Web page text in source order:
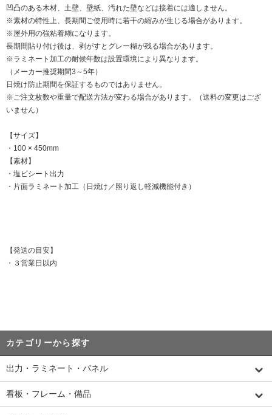
凹凸のある木材、土壁、壁紙、汚れた壁などは接着には適しません。
※素材の特性上、長期間ご使用時に若干の縮みが生じる場合があります。
※屋外用の強粘着糊になります。
長期間貼り付け後は、剥がすとグレー糊が残る場合があります。
※ラミネート加工の耐候年数は設置環境により異なります。
（メーカー推奨期間3～5年）
日焼け防止期間を保証するものではありません。
※ご注文枚数や重量で配送方法が変わる場合があります。（送料の変更はござ
いません）
【サイズ】
・100 × 450mm
【素材】
・塩ビシート出力
・片面ラミネート加工（日焼け／照り返し軽減機能付き）
【発送の目安】
・３営業日以内
カテゴリーから探す
出力・ラミネート・パネル
看板・フレーム・備品